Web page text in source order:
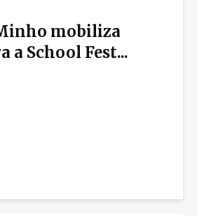
mobiliza
a School Fest...